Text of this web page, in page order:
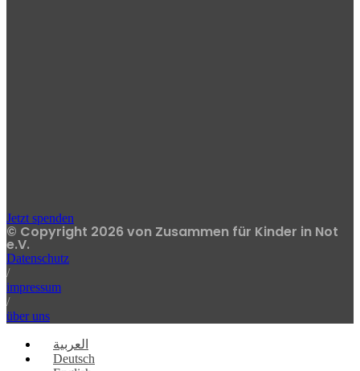
Jetzt spenden
© Copyright 2026 von Zusammen für Kinder in Not
e.V.
Datenschutz
/
impressum
/
über uns
العربية
Deutsch